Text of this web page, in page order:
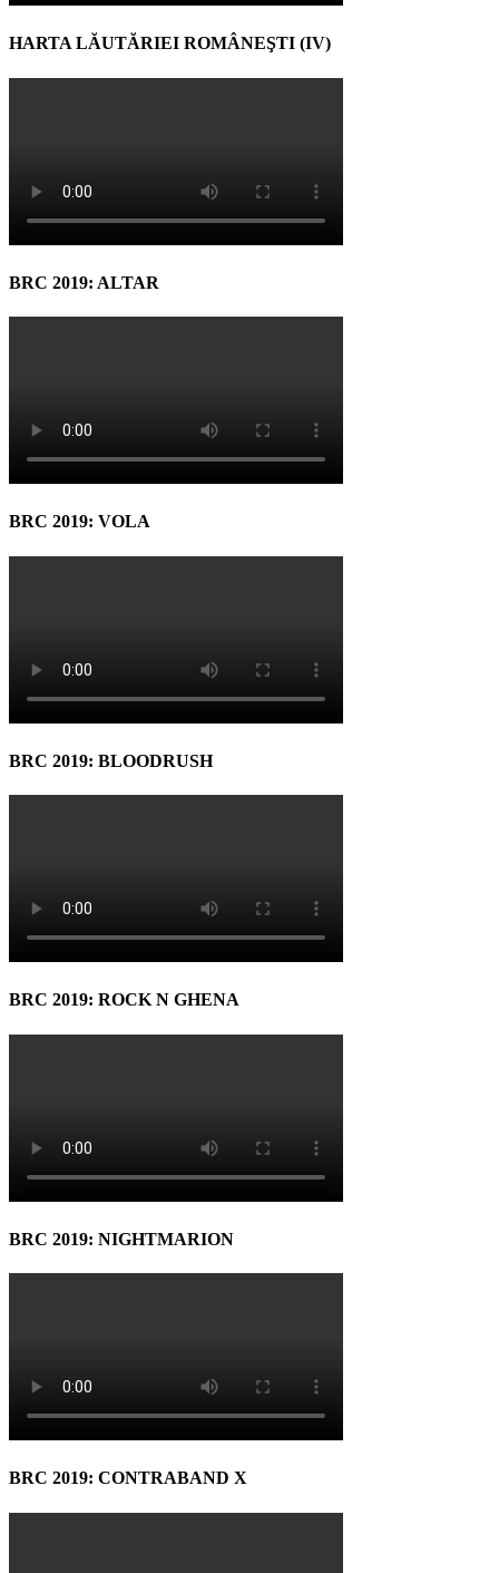
HARTA LĂUTĂRIEI ROMÂNEŞTI (IV)
BRC 2019: ALTAR
BRC 2019: VOLA
BRC 2019: BLOODRUSH
BRC 2019: ROCK N GHENA
BRC 2019: NIGHTMARION
BRC 2019: CONTRABAND X